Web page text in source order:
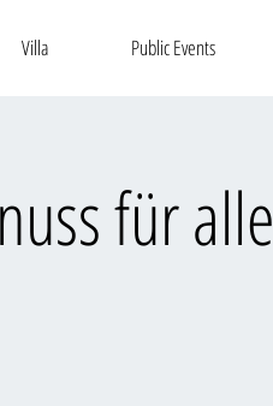
Villa Public Events
für alle